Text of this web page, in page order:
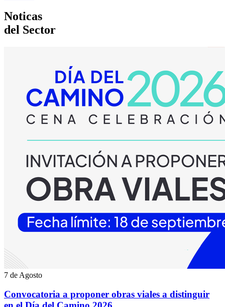
Noticas
del Sector
7 de Agosto
Convocatoria a proponer obras viales a distinguir